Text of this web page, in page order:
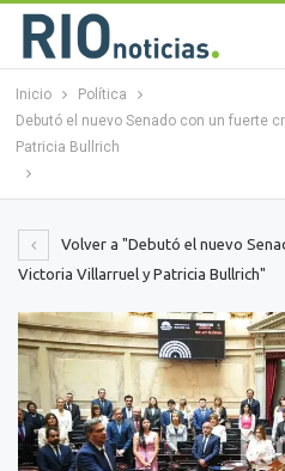
Inicio
Política
Debutó el nuevo Senado con un fuerte
Patricia Bullrich
Volver a "Debutó el nuevo
Victoria Villarruel y Patricia Bullrich"